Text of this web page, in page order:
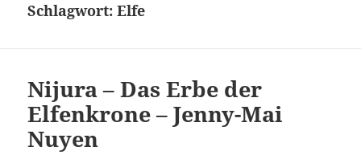
Schlagwort:Elfe
Nijura – Das Erbe der
Elfenkrone – Jenny-Mai
Nuyen